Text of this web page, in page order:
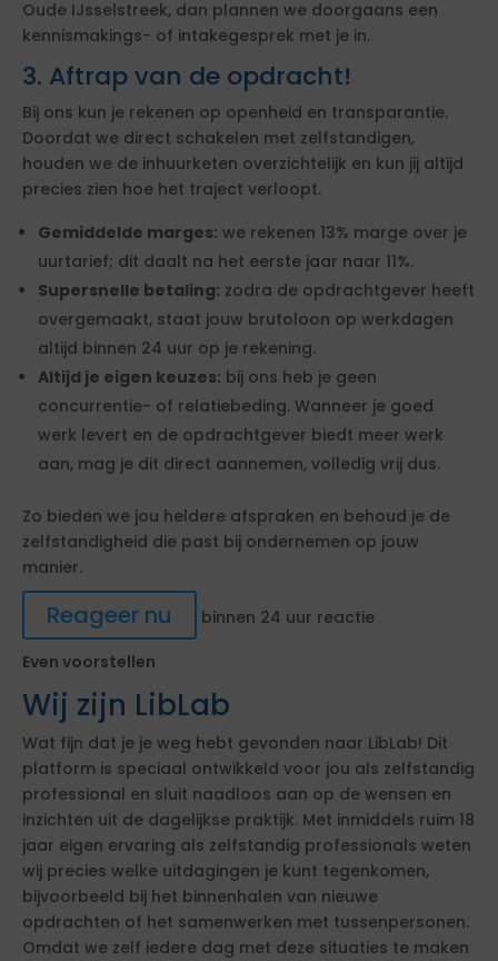
Oude IJsselstreek, dan plannen we doorgaans een
kennismakings- of intakegesprek met je in.
3. Aftrap van de opdracht!
Bij ons kun je rekenen op openheid en transparantie.
Doordat we direct schakelen met zelfstandigen,
houden we de inhuurketen overzichtelijk en kun jij altijd
precies zien hoe het traject verloopt.
Gemiddelde marges: we rekenen 13% marge over je
uurtarief; dit daalt na het eerste jaar naar 11%.
Supersnelle betaling: zodra de opdrachtgever heeft
overgemaakt, staat jouw brutoloon op werkdagen
altijd binnen 24 uur op je rekening.
Altijd je eigen keuzes: bij ons heb je geen
concurrentie- of relatiebeding. Wanneer je goed
werk levert en de opdrachtgever biedt meer werk
aan, mag je dit direct aannemen, volledig vrij dus.
Zo bieden we jou heldere afspraken en behoud je de
zelfstandigheid die past bij ondernemen op jouw
manier.
Reageer nu
binnen 24 uur reactie
Even voorstellen
Wij zijn LibLab
Wat fijn dat je je weg hebt gevonden naar LibLab! Dit
platform is speciaal ontwikkeld voor jou als zelfstandig
professional en sluit naadloos aan op de wensen en
inzichten uit de dagelijkse praktijk. Met inmiddels ruim 18
jaar eigen ervaring als zelfstandig professionals weten
wij precies welke uitdagingen je kunt tegenkomen,
bijvoorbeeld bij het binnenhalen van nieuwe
opdrachten of het samenwerken met tussenpersonen.
Omdat we zelf iedere dag met deze situaties te maken